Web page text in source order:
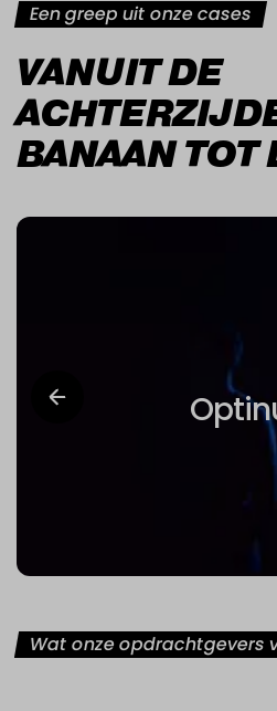
Een greep uit onze cases
VANUIT DE
BANAAN TOT
Wat onze opdrachtgevers